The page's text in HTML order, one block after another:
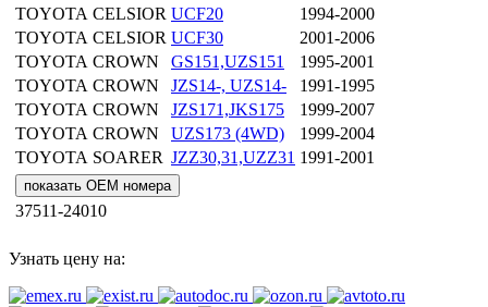
TOYOTA CELSIOR UCF20
1994-2000
TOYOTA CELSIOR UCF30
2001-2006
TOYOTA CROWN GS151,UZS151
1995-2001
TOYOTA CROWN JZS14-, UZS14-
1991-1995
TOYOTA CROWN JZS171,JKS175
1999-2007
TOYOTA CROWN UZS173 (4WD)
1999-2004
TOYOTA SOARER JZZ30,31,UZZ31 1991-2001
показать OEM номера
37511-24010
Узнать цену на: